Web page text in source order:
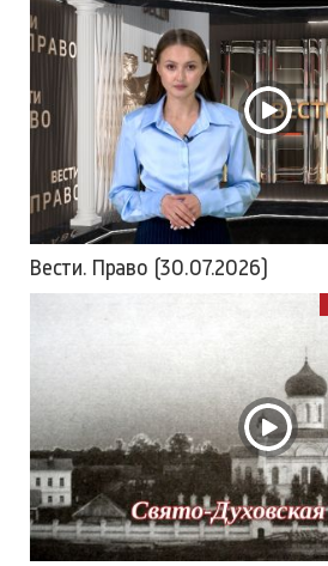
Вести. Право (30.07.2026)